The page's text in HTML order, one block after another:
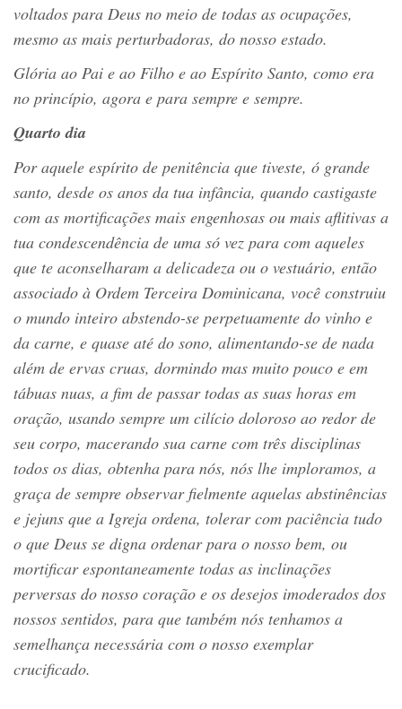
voltados para Deus no meio de todas as ocupações,
mesmo as mais perturbadoras, do nosso estado.
Glória ao Pai e ao Filho e ao Espírito Santo, como era
no princípio, agora e para sempre e sempre.
Quarto dia
Por aquele espírito de penitência que tiveste, ó grande
santo, desde os anos da tua infância, quando castigaste
com as mortificações mais engenhosas ou mais aflitivas a
tua condescendência de uma só vez para com aqueles
que te aconselharam a delicadeza ou o vestuário, então
associado à Ordem Terceira Dominicana, você construiu
o mundo inteiro abstendo-se perpetuamente do vinho e
da carne, e quase até do sono, alimentando-se de nada
além de ervas cruas, dormindo mas muito pouco e em
tábuas nuas, a fim de passar todas as suas horas em
oração, usando sempre um cilício doloroso ao redor de
seu corpo, macerando sua carne com três disciplinas
todos os dias, obtenha para nós, nós lhe imploramos, a
graça de sempre observar fielmente aquelas abstinências
e jejuns que a Igreja ordena, tolerar com paciência tudo
o que Deus se digna ordenar para o nosso bem, ou
mortificar espontaneamente todas as inclinações
perversas do nosso coração e os desejos imoderados dos
nossos sentidos, para que também nós tenhamos a
semelhança necessária com o nosso exemplar
crucificado.